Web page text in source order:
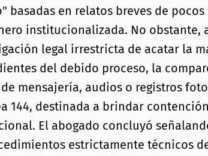
en relatos breves de
institucionalizada. No obstante,
legal irrestricta de acatar la
del debido proceso, la
mensajería, audios o registros
144, destinada a brindar
El abogado concluyó
estrictamente técnicos